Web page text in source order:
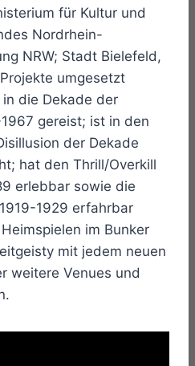
für Kultur und
Nordrhein-
NRW; Stadt Bielefeld,
umgesetzt
die Dekade der
gereist; ist in den
der Dekade
hat den Thrill/Overkill
erlebbar sowie die
1929 erfahrbar
im Bunker
mit jedem neuen
weitere Venues und